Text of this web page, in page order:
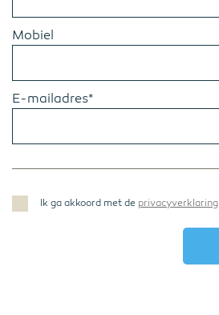
Mobiel
E-mailadres*
Ik ga akkoord met de privacyverklaring